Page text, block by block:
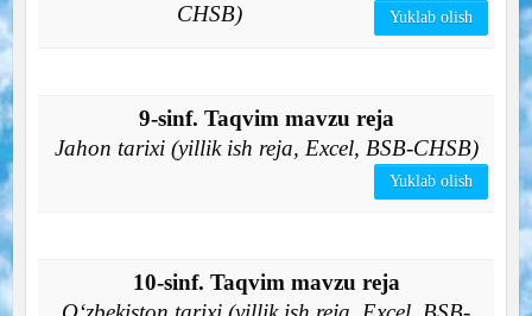
CHSB)
Yuklab olish
9-sinf. Taqvim mavzu reja
Jahon tarixi (yillik ish reja, Excel, BSB-CHSB)
Yuklab olish
10-sinf. Taqvim mavzu reja